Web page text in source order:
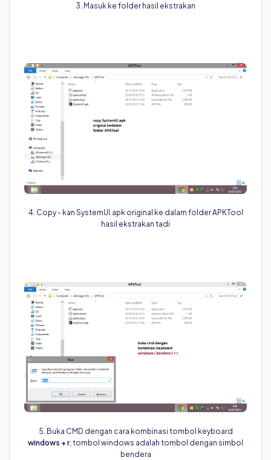
3. Masuk ke folder hasil ekstrakan
4. Copy - kan SystemUI.apk original ke dalam folder APKTool
hasil ekstrakan tadi
5. Buka CMD dengan cara kombinasi tombol keyboard
windows + r, tombol windows adalah tombol dengan simbol
bendera